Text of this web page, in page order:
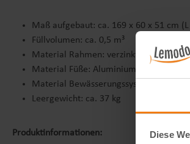
Diese
Maß aufgebaut: ca. 169 x 60 x 51 cm (L
Füllvolumen: ca. 0,5 m³
Material Rahmen: verzinkter Stahl mit
Material Füße: Aluminium
Material Bewässerungssystem:
Leergewicht: ca. 37 kg
Produktinformationen: